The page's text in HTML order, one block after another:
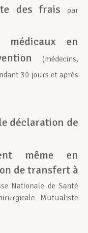
des frais par
médicaux en
(médecins,
30 jours et après
déclaration de
même en
de transfert à
Nationale de Santé
Mutualiste